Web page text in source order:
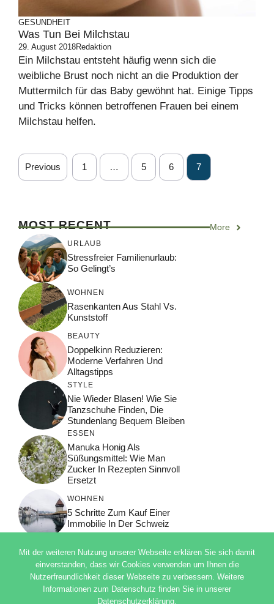
GESUNDHEIT
Was Tun Bei Milchstau
29. August 2018Redaktion
Ein Milchstau entsteht häufig wenn sich die
weibliche Brust noch nicht an die Produktion der
Muttermilch für das Baby gewöhnt hat. Einige Tipps
und Tricks können betroffenen Frauen bei einem
Milchstau helfen.
Previous 1 … 5 6 7
MOST RECENT More
URLAUB
Stressfreier Familienurlaub:
So Gelingt’s
WOHNEN
Rasenkanten Aus Stahl Vs.
Kunststoff
BEAUTY
Doppelkinn Reduzieren:
Moderne Verfahren Und
Alltagstipps
STYLE
Nie Wieder Blasen! Wie Sie
Tanzschuhe Finden, Die
Stundenlang Bequem Bleiben
ESSEN
Manuka Honig Als
Süßungsmittel: Wie Man
Zucker In Rezepten Sinnvoll
Ersetzt
WOHNEN
5 Schritte Zum Kauf Einer
Immobilie In Der Schweiz
© 2026 ADSIMPLE
DATENSCHUTZERKLÄRUNG
Mit der weiteren Nutzung unserer Webseite erklären Sie sich damit
einverstanden, dass wir Cookies verwenden um Ihnen die
Nutzerfreundlichkeit dieser Webseite zu verbessern. Weitere
Informationen zum Datenschutz finden Sie in unserer
Datenschutzerklärung.